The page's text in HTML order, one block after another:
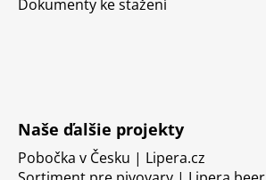
Dokumenty ke stažení
Naše ďalšie projekty
Pobočka v Česku | Lipera.cz